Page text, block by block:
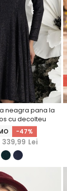
neagra pana la
cu decolteu
-47%
339,99 Lei